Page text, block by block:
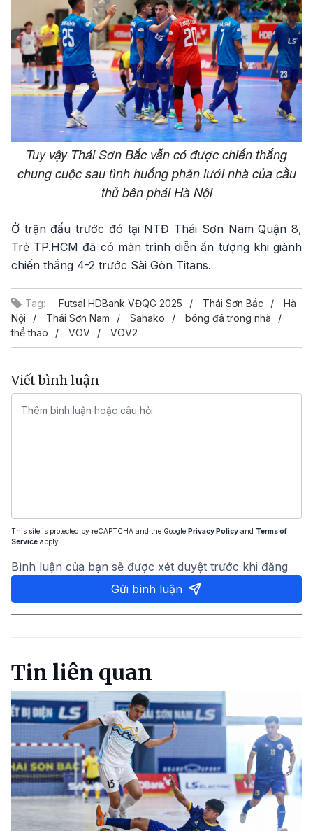
Tuy vậy Thái Sơn Bắc vẫn có được chiến thắng
chung cuộc sau tình huống phản lưới nhà của cầu
thủ bên phái Hà Nội
Ở trận đấu trước đó tại NTĐ Thái Sơn Nam Quận 8,
Trẻ TP.HCM đã có màn trình diễn ấn tượng khi giành
chiến thắng 4-2 trước Sài Gòn Titans.
Tag: Futsal HDBank VĐQG 2025 Thái Sơn Bắc
Hà
Nội
Thái Sơn Nam Sahako
bóng đá trong nhà
thể thao
VOV VOV2
Viết bình luận
This site is protected by reCAPTCHA and the Google Privacy Policy and Terms of
Service apply.
Bình luận của bạn sẽ được xét duyệt trước khi đăng
Gửi bình luận
Tin liên quan